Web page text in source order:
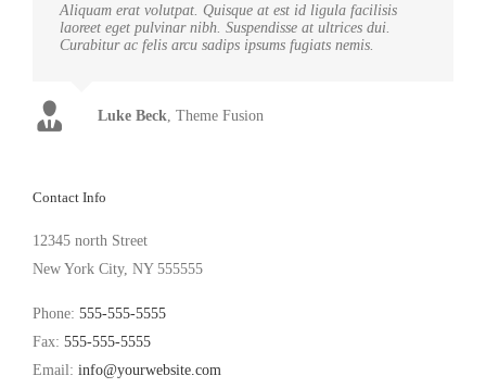
Aliquam erat volutpat. Quisque at est id ligula facilisis
laoreet eget pulvinar nibh. Suspendisse at ultrices dui.
Curabitur ac felis arcu sadips ipsums fugiats nemis.
Luke Beck Theme Fusion
Contact Info
12345 north Street
New York City, NY 555555
Phone: 555-555-5555
Fax: 555-555-5555
Email: info@yourwebsite.com